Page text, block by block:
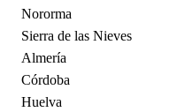
Nororma
Sierra de las Nieves
Almería
Córdoba
Huelva